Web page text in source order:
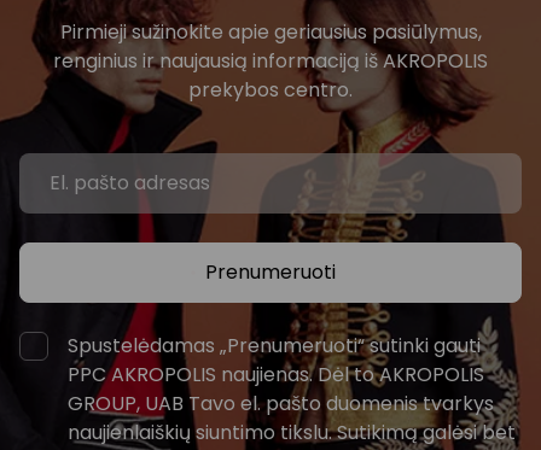
Pirmieji sužinokite apie geriausius pasiūlymus,
renginius ir naujausią informaciją iš AKROPOLIS
prekybos centro.
Prenumeruoti
Spustelėdamas „Prenumeruoti“ sutinki gauti
PPC AKROPOLIS naujienas. Dėl to AKROPOLIS
GROUP, UAB Tavo el. pašto duomenis tvarkys
naujienlaiškių siuntimo tikslu. Sutikimą galėsi bet